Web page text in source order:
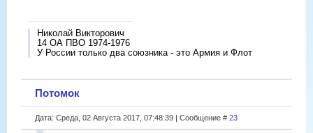
Николай Викторович
14 ОА ПВО 1974-1976
У России только два союзника - это Армия и Флот
Потомок
Дата: Среда, 02 Августа 2017, 07:48:39 | Сообщение # 23